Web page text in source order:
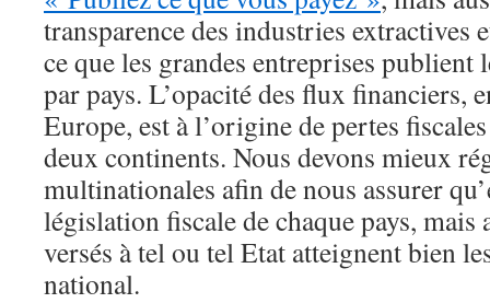
transparence des industries extractives
ce que les grandes entreprises publient
par pays. L’opacité des flux financiers,
Europe, est à l’origine de pertes
deux continents. Nous devons mieux
multinationales afin de nous assurer
législation fiscale de chaque pays, mais
versés à tel ou tel Etat atteignent bien
national.